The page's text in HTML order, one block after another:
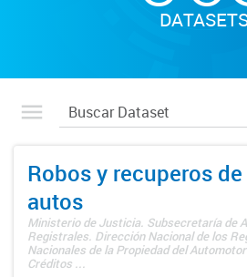
Robos y recuperos de
autos
Ministerio de Justicia. Subsecretaría de
Registrales. Dirección Nacional de los
Nacionales de la Propiedad del
Créditos ...